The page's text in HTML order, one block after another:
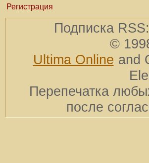
Регистрация
Подписка RSS:
©
Ultima Online and
Перепечатка
после